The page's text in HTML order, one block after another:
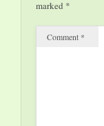
marked *
Comment *